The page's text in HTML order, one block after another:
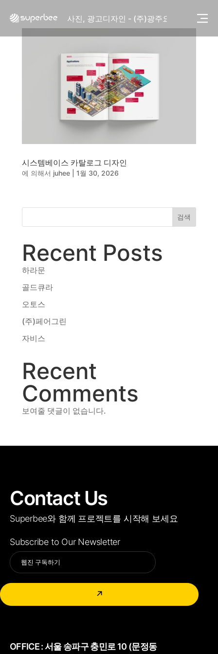
사진, 광고디자인 - (주)광주요
웹사이트 - (주)세스코
동영상, CI - 카피어랜드㈜
동영상, 홈페이지 - (주)분독
동영상, 카탈로그 - 피자마루
웹사이트 - 백조씽크
사진, 광고디자인 - 중외제약
패키지, 디자인 - 고려은단
동영상 - (주)듀오백
동영상 - 모모스커피㈜
동영상 - 삼양홀딩스
동영상 - 킷캣
웹사이트 - (주)세스코
동영상, CI - 카피어랜드㈜
동영상, 카탈로그 - 피자마루
웹사이트 - 백조씽크
시스템베이스 카탈로그 디자인
에 의해서 juhee| 1월 30, 2026
검색
Recent Posts
하라문
골드큐라
오토스
(주)페어그린
자비스
Recent
Comments
보여줄 댓글이 없습니다.
Contact Us
Superbee와 함께 프로젝트를 시작해 보세요
Subscribe to Our Newsletter
↗
Alternative:
OFFICE :서울 송파구 충민로 10 (문정동